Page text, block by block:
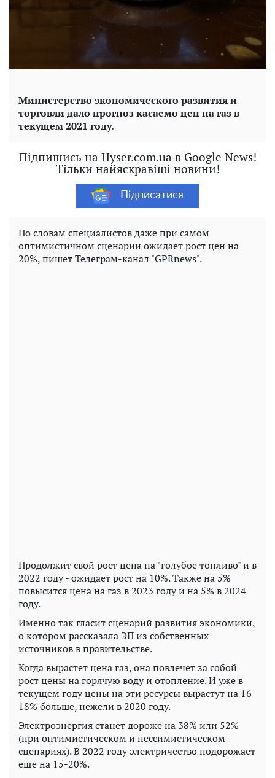
Министерство экономического развития и
торговли дало прогноз касаемо цен на газ в
текущем 2021 году.
Підпишись на Hyser.com.ua в Google News!
Тільки найяскравіші новини!
Підписатися
По словам специалистов даже при самом
оптимистичном сценарии ожидает рост цен на
20%, пишет Телеграм-канал "GPRnews".
Продолжит свой рост цена на "голубое топливо" и в
2022 году - ожидает рост на 10%. Также на 5%
повысится цена на газ в 2023 году и на 5% в 2024
году.
Именно так гласит сценарий развития экономики,
о котором рассказала ЭП из собственных
источников в правительстве.
Когда вырастет цена газ, она повлечет за собой
рост цены на горячую воду и отопление. И уже в
текущем году цены на эти ресурсы вырастут на 16-
18% больше, нежели в 2020 году.
Электроэнергия станет дороже на 38% или 52%
(при оптимистическом и пессимистическом
сценариях). В 2022 году электричество подорожает
еще на 15-20%.